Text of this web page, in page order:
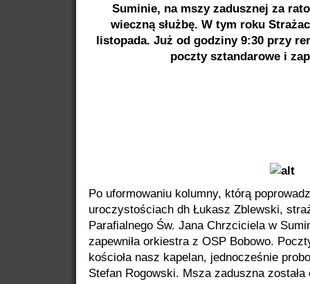
Suminie, na mszy zadusznej za
wieczną służbę. W tym roku
listopada. Już od godziny 9:30 przy
poczty sztandarowe i
Po uformowaniu kolumny, którą
uroczystościach dh Łukasz Zblewski,
Parafialnego Św. Jana Chrzciciela w
zapewniła orkiestra z OSP Bobowo.
kościoła nasz kapelan, jednocześnie
Stefan Rogowski. Msza zaduszna